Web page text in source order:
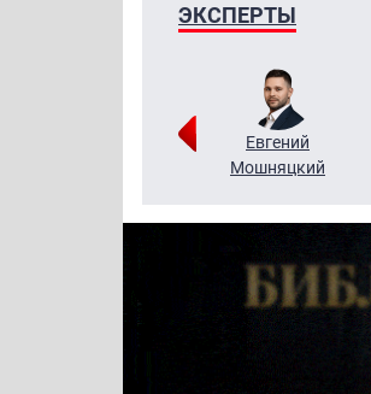
ЭКСПЕРТЫ
Виктор
Евгений
Мошняцкий